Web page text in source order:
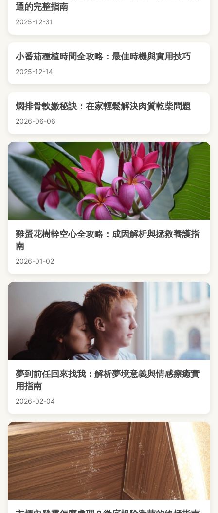
通的完整指南
2025-12-31
小番茄種植時間全攻略：最佳時機與實用技巧
2025-12-14
燜排骨軟嫩秘訣：在家輕鬆解決肉質乾柴問題
2026-06-06
雞蛋花樹幹空心全攻略：成因解析與拯救養護指
南
2026-01-02
夢到前任回來找我：解析夢境意義與情感療癒實
用指南
2026-02-04